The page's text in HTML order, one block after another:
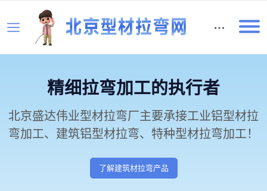
精细拉弯加工的执行者
北京盛达伟业型材拉弯厂主要承接工业铝型材拉
弯加工、建筑铝型材拉弯、特种型材拉弯加工！
了解建筑材拉弯产品